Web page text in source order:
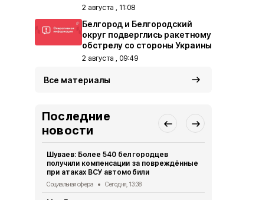
2 августа , 11:08
Белгород и Белгородский
округ подверглись ракетному
обстрелу со стороны Украины
2 августа , 09:49
Все материалы
Последние
новости
Шуваев: Более 540 белгородцев
получили компенсации за повреждённые
при атаках ВСУ автомобили
Социальная сфера Сегодня, 13:38